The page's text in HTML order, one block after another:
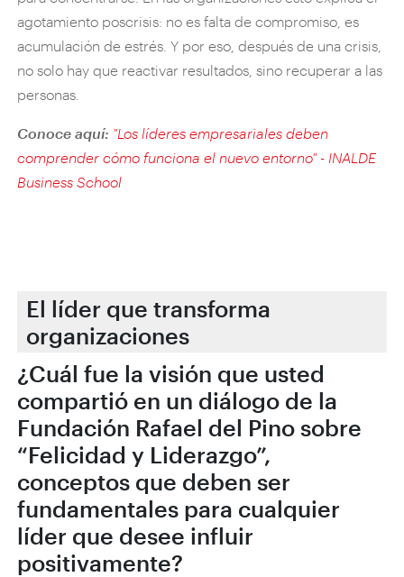
agotamiento poscrisis: no es falta de compromiso, es
acumulación de estrés. Y por eso, después de una crisis,
no solo hay que reactivar resultados, sino recuperar a las
personas.
Conoce aquí: "Los líderes empresariales deben
comprender cómo funciona el nuevo entorno" - INALDE
Business School
El líder que transforma
organizaciones
¿Cuál fue la visión que usted
compartió en un diálogo de la
Fundación Rafael del Pino sobre
“Felicidad y Liderazgo”,
conceptos que deben ser
fundamentales para cualquier
líder que desee influir
positivamente?